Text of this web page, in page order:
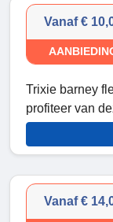
Vanaf €
Trixie barney
profiteer van
Vanaf €